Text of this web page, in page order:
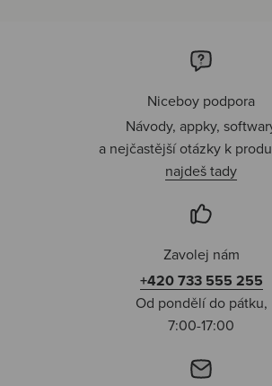
Niceboy podpora
Návody, appky,
a nejčastější otázky k
najdeš tady
Zavolej nám
+420 733 555 255
Od pondělí do pátku,
7:00-17:00